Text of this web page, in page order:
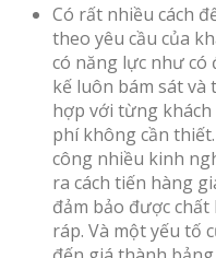
Có rất nhiều cách
theo yêu cầu của
có năng lực như
kế luôn bám sát và
hợp với từng
phí không cần
công nhiều kinh
ra cách tiến hàng
đảm bảo được
ráp. Và một yếu tố